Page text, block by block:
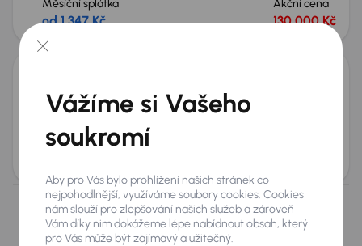
Měsíční splátka
od 1 347 Kč
Akční cena
130 000 Kč
Chevrolet Orlando
287 100 km Diesel 2.0 VCDi120 kW
Koupeno nové v ČR 2.0 VCDi
Měsíční splátka
Nevybrali jste si? Nevadí, na našich pobočkách na
Slovensku a v Polsku můžeme mít podobné vozy,
Vážíme si Vašeho
soukromí
Aby pro Vás bylo prohlížení našich stránek co
nejpohodlnější, využíváme soubory cookies. Cookies
nám slouží pro zlepšování našich služeb a zároveň
Vám díky nim dokážeme lépe nabídnout obsah, který
pro Vás může být zajímavý a užitečný.